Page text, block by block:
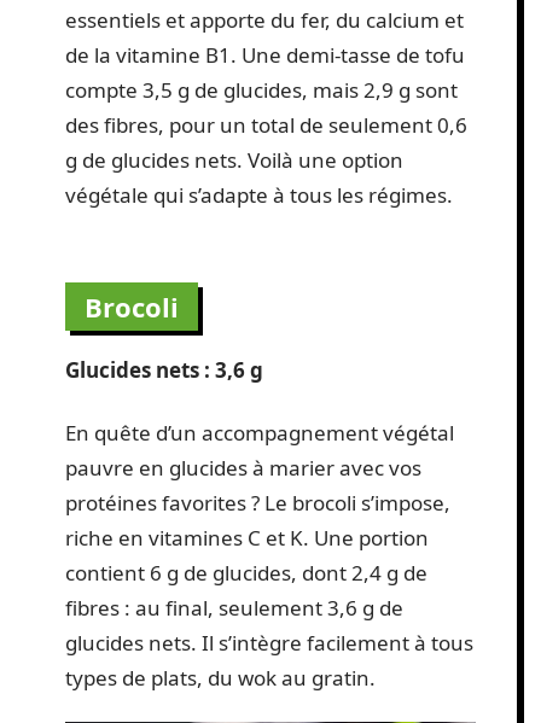
essentiels et apporte du fer, du calcium et
de la vitamine B1. Une demi-tasse de tofu
compte 3,5 g de glucides, mais 2,9 g sont
des fibres, pour un total de seulement 0,6
g de glucides nets. Voilà une option
végétale qui s’adapte à tous les régimes.
Brocoli
Glucides nets : 3,6 g
En quête d’un accompagnement végétal
pauvre en glucides à marier avec vos
protéines favorites ? Le brocoli s’impose,
riche en vitamines C et K. Une portion
contient 6 g de glucides, dont 2,4 g de
fibres : au final, seulement 3,6 g de
glucides nets. Il s’intègre facilement à tous
types de plats, du wok au gratin.